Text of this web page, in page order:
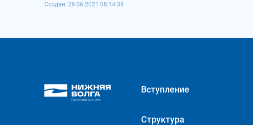
Создан: 29.06.2021 08:14:38
Вступление
Структура